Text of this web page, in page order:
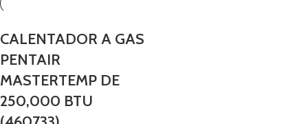
CALENTADOR A GAS
PENTAIR
MASTERTEMP DE
250,000 BTU